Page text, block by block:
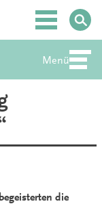
Hauptmenü
Menü
die